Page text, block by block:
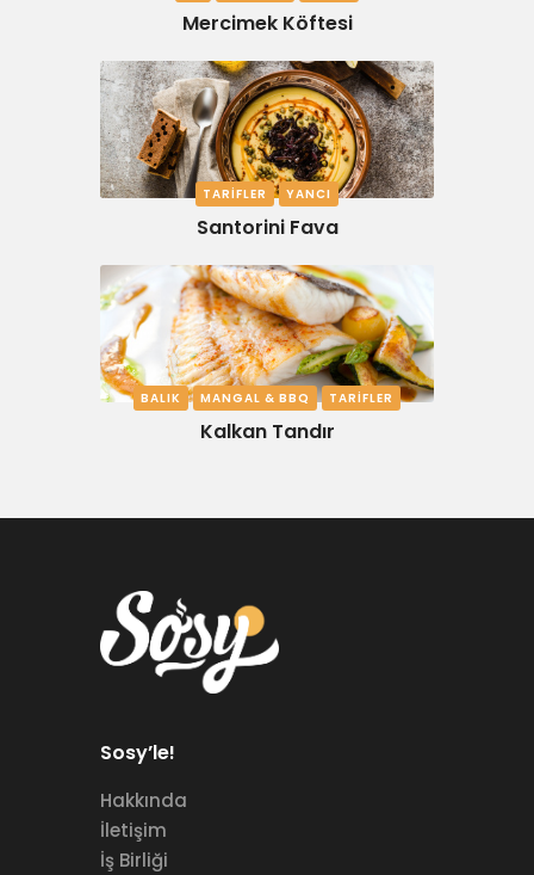
Mercimek Köftesi
TARIFLER YANCI
Santorini Fava
BALIK MANGAL & BBQ TARIFLER
Kalkan Tandır
Sosy’le!
Hakkında
İletişim
İş Birliği